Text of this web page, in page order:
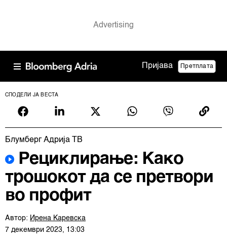
Пријава Претплата
СПОДЕЛИ ЈА ВЕСТА
Блумберг Адрија ТВ
Рециклирање: Како
трошокот да се претвори
во профит
Автор: Ирена Каревска
7 декември 2023, 13:03